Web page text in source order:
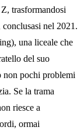
trasformandosi
nel 2021.
una liceale che
del suo
non pochi problemi
Se la trama
riesce a
ormai